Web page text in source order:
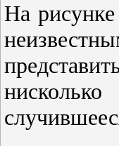
На